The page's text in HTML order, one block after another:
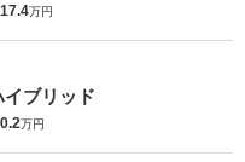
万円
ブリッド
万円